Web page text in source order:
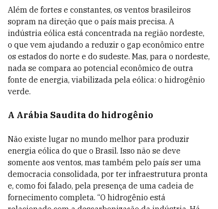
Além de fortes e constantes, os ventos brasileiros
sopram na direção que o país mais precisa. A
indústria eólica está concentrada na região nordeste,
o que vem ajudando a reduzir o gap econômico entre
os estados do norte e do sudeste. Mas, para o nordeste,
nada se compara ao potencial econômico de outra
fonte de energia, viabilizada pela eólica: o hidrogênio
verde.
A Arábia Saudita do hidrogênio
Não existe lugar no mundo melhor para produzir
energia eólica do que o Brasil. Isso não se deve
somente aos ventos, mas também pelo país ser uma
democracia consolidada, por ter infraestrutura pronta
e, como foi falado, pela presença de uma cadeia de
fornecimento completa. “O hidrogênio está